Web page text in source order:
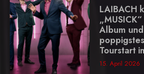
LAIBACH
Album
Tourstart
15. April 2026